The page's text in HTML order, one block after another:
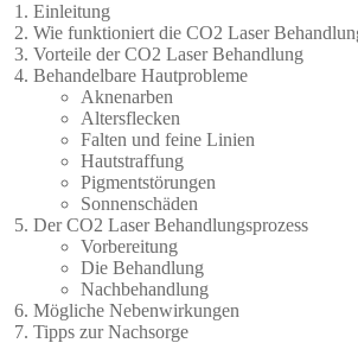
Einleitung
Wie funktioniert die CO2 Laser
Vorteile der CO2 Laser Behandlung
Behandelbare Hautprobleme
Aknenarben
Altersflecken
Falten und feine Linien
Hautstraffung
Pigmentstörungen
Sonnenschäden
Der CO2 Laser Behandlungsprozess
Vorbereitung
Die Behandlung
Nachbehandlung
Mögliche Nebenwirkungen
Tipps zur Nachsorge